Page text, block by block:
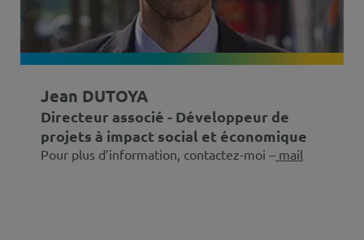
Jean DUTOYA
Directeur associé - Développeur de
projets à impact social et économique
Pour plus d’information, contactez-moi – mail